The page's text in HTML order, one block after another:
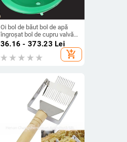
Oi bol de băut bol de apă
îngroșat bol de cupru valvă
automată de apă potabilă
hrănire artefact chiuvetă de
băut bol de apă amniotică
dispozitiv automat de băut
36.16 - 373.23 Lei
add_shopping_cart